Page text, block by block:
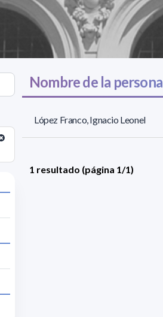
Nombre de la persona
López Franco, Ignacio Leonel
1 resultado (página 1/1)